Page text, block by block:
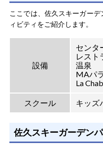
ここでは、佐久スキーガー
ィビティをご紹介します。
設備
センタ
レスト
温泉
MAパ
La
スクール キッズ
佐久スキーガーデン